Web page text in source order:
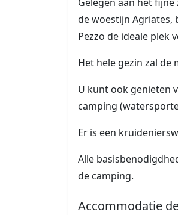
de woestijn Agriates,
Pezzo de ideale plek
Het hele gezin zal
U kunt ook genieten
camping
Er is een
Alle
de camping.
Accommodatie